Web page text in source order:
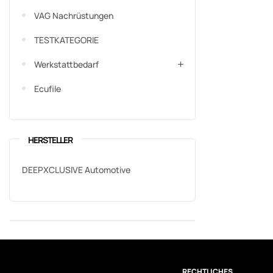
VAG Nachrüstungen
TESTKATEGORIE
Werkstattbedarf
Ecufile
HERSTELLER
DEEPXCLUSIVE Automotive